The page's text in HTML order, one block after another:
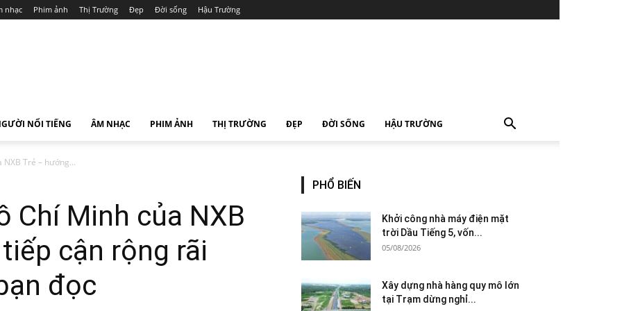
nhạc Phim ảnh Thị Trường Đẹp Đời sống Hậu Trường
NỔI TIẾNG ÂM NHẠC PHIM ẢNH THỊ TRƯỜNG ĐẸP ĐỜI SỐNG HẬU TRƯỜNG
Trẻ – hướng...
Chí Minh của NXB
cận rộng rãi
đọc
PHỔ BIẾN
Khởi công nhà máy điện mặt
trời Dầu Tiếng 5, vốn...
05/08/2026
Xây dựng nhà hàng quy mô lớn
tại Trạm dừng nghỉ...